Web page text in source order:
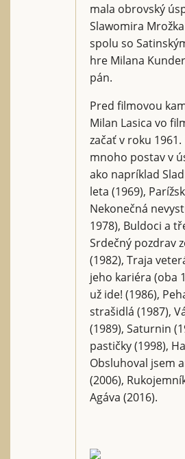
mala obrovský
Slawomira
spolu so
hre Milana
pán.
Pred filmovou
Milan Lasica vo
začať v roku
mnoho postav v
ako napríklad
leta (1969),
Nekonečná
1978), Buldoci a
Srdečný pozdrav
(1982), Traja
jeho kariéra (oba
už ide! (1986),
strašidlá (1987),
(1989), Saturnin
pastičky (1998),
Obsluhoval jsem
(2006),
Agáva (2016).